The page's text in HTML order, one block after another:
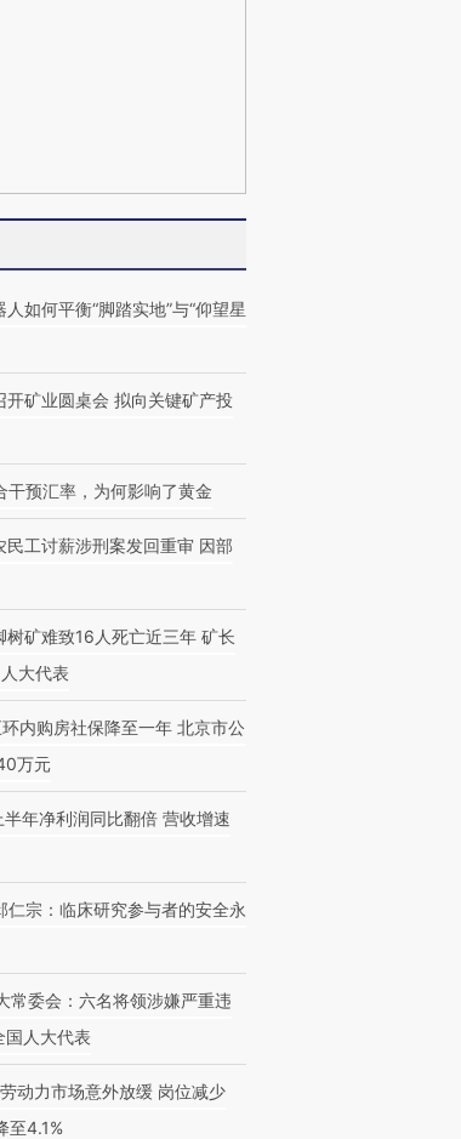
人如何平衡“脚踏实地”与“仰望星
开矿业圆桌会 拟向关键矿产投
干预汇率，为何影响了黄金
民工讨薪涉刑案发回重审 因部
树矿难致16人死亡近三年 矿长
大代表
内购房社保降至一年 北京市公
万元
半年净利润同比翻倍 营收增速
仁宗：临床研究参与者的安全永
常委会：六名将领涉嫌严重违
国人大代表
动力市场意外放缓 岗位减少
至4.1%